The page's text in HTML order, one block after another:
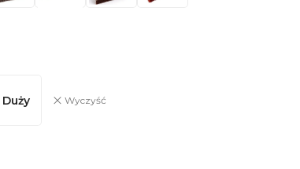
Duży Wyczyść